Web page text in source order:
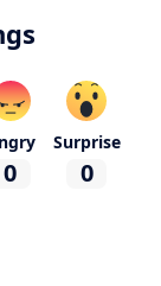
0
Surprise
0